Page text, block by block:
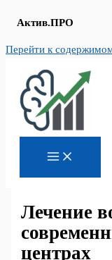
Актив.ПРО
Перейти к
Лечение
центрах